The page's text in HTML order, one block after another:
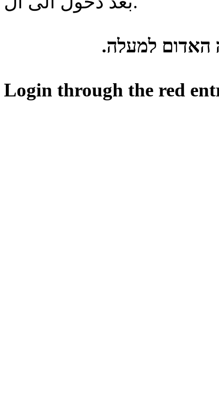
האדום למעלה.
Login through the red